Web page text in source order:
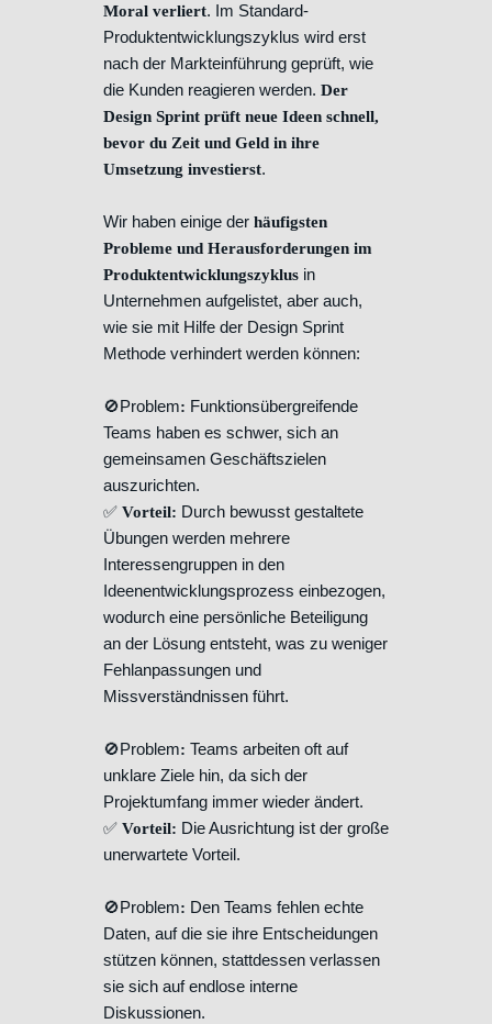
Moral verliert. Im Standard-
Produktentwicklungszyklus wird erst
nach der Markteinführung geprüft, wie
die Kunden reagieren werden. Der
Design Sprint prüft neue Ideen schnell,
bevor du Zeit und Geld in ihre
Umsetzung investierst.
Wir haben einige der häufigsten
Probleme und Herausforderungen im
Produktentwicklungszyklus in
Unternehmen aufgelistet, aber auch,
wie sie mit Hilfe der Design Sprint
Methode verhindert werden können:
🚫Problem: Funktionsübergreifende
Teams haben es schwer, sich an
gemeinsamen Geschäftszielen
auszurichten.
✅ Vorteil: Durch bewusst gestaltete
Übungen werden mehrere
Interessengruppen in den
Ideenentwicklungsprozess einbezogen,
wodurch eine persönliche Beteiligung
an der Lösung entsteht, was zu weniger
Fehlanpassungen und
Missverständnissen führt.
🚫Problem: Teams arbeiten oft auf
unklare Ziele hin, da sich der
Projektumfang immer wieder ändert.
✅ Vorteil: Die Ausrichtung ist der große
unerwartete Vorteil.
🚫Problem: Den Teams fehlen echte
Daten, auf die sie ihre Entscheidungen
stützen können, stattdessen verlassen
sie sich auf endlose interne
Diskussionen.